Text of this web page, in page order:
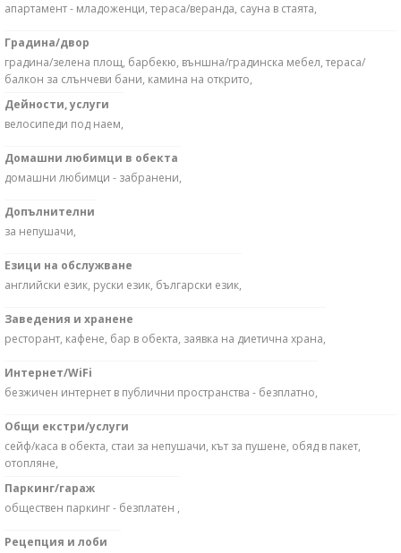
апартамент - младоженци, тераса/веранда, сауна в стаята,
Градина/двор
градина/зелена площ, барбекю, външна/градинска мебел, тераса/
балкон за слънчеви бани, камина на открито,
Дейности, услуги
велосипеди под наем,
Домашни любимци в обекта
домашни любимци - забранени,
Допълнителни
за непушачи,
Езици на обслужване
английски език, руски език, български език,
Заведения и хранене
ресторант, кафене, бар в обекта, заявка на диетична храна,
Интернет/WiFi
безжичен интернет в публични пространства - безплатно,
Общи екстри/услуги
сейф/каса в обекта, стаи за непушачи, кът за пушене, обяд в пакет,
отопляне,
Паркинг/гараж
обществен паркинг - безплатен ,
Рецепция и лоби